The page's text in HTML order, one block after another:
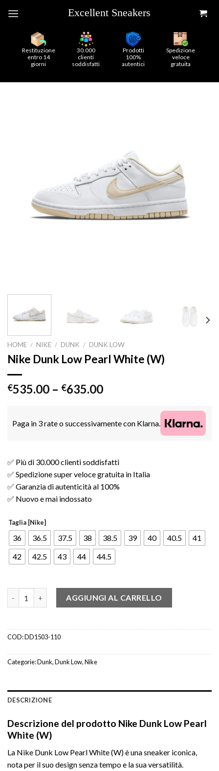
Restituzione
entro 14
giorni
30.000
clienti
soddisfatti
Prodotti
100%
autentici
Spedizione
veloce
gratuita
HOME / NIKE / DUNK / DUNK LOW
Nike Dunk Low Pearl White (W)
€535.00 – €635.00
Paga in 3 rate o successivamente con Klarna.
✅ Più di 30.000 clienti soddisfatti
✅ Spedizione super veloce gratuita in Italia
✅ Garanzia di autenticità al 100%
✅ Nuovo e mai indossato
Taglia [Nike]
36 36.5 37.5 38 38.5 39 40 40.5
41
42
42.5 43 44 44.5
AGGIUNGI AL CARRELLO
COD:DD1503-110
Categorie:Dunk,Dunk Low,Nike
DESCRIZIONE
Descrizione del prodotto Nike Dunk Low Pearl
White (W)
La Nike Dunk Low Pearl White (W) è una sneaker iconica,
nota per il suo design senza tempo e la sua versatilità.